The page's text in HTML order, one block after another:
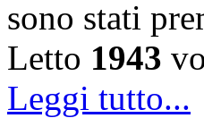
sono stati
Letto 1943
Leggi tutto...